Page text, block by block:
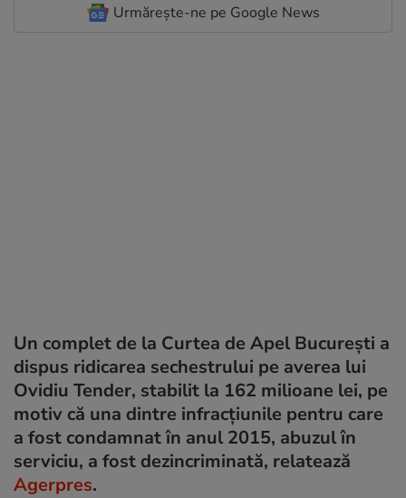
Urmărește-ne pe Google News
Un complet de la Curtea de Apel Bucureşti a
dispus ridicarea sechestrului pe averea lui
Ovidiu Tender, stabilit la 162 milioane lei, pe
motiv că una dintre infracţiunile pentru care
a fost condamnat în anul 2015, abuzul în
serviciu, a fost dezincriminată, relatează
Agerpres.